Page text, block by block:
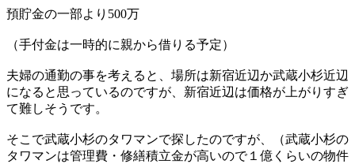
預貯金の一部より500万
（手付金は一時的に親から借りる予定）
夫婦の通勤の事を考えると、場所は新宿近辺か武蔵小杉近辺
になると思っているのですが、新宿近辺は価格が上がりすぎ
て難しそうです。
そこで武蔵小杉のタワマンで探したのですが、（武蔵小杉の
タワマンは管理費・修繕積立金が高いので１億くらいの物件